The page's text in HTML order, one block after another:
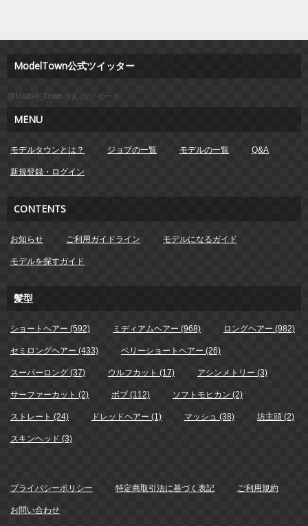
ModelTown公式ツイッター
@Model_Townさんのツイート
MENU
モデルタウンとは？ ジョブの一覧 モデルの一覧 Q&A
新規登録・ログイン
CONTENTS
お知らせ ご利用ガイドライン モデルになるガイド
モデルを探すガイド
髪型
ショートヘアー (592) ミディアムヘアー (968) ロングヘアー (982)
セミロングヘアー (433) ベリーショートヘアー (26)
スーパーロング (37) ウルフカット (17) アシンメトリー (3)
サーファーカット (2) ボブ (112) ソフトモヒカン (2)
ストレート (24) ドレッドヘアー (1) マッシュ (38) 坊主頭 (2)
スキンヘッド (3)
プライバシーポリシー 特定商取引法に基づく表記 ご利用規約
お問い合わせ